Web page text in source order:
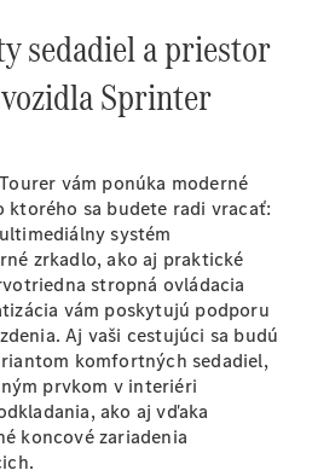
sedadiel a priestor
Sprinter
vám ponúka moderné
ktorého sa budete radi vracať:
systém
zrkadlo, ako aj praktické
stropná ovládacia
vám poskytujú podporu
Aj vaši cestujúci sa budú
komfortných sedadiel,
prvkom v interiéri
ako aj vďaka
koncové zariadenia